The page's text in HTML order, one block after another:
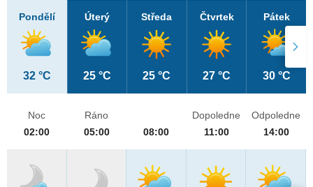
Pondělí
32 °C
Úterý
25 °C
Středa
25 °C
Čtvrtek
27 °C
Pátek
30 °C
Noc
02:00
Ráno
05:00
08:00
Dopoledne
11:00
Odpoledne
14:00